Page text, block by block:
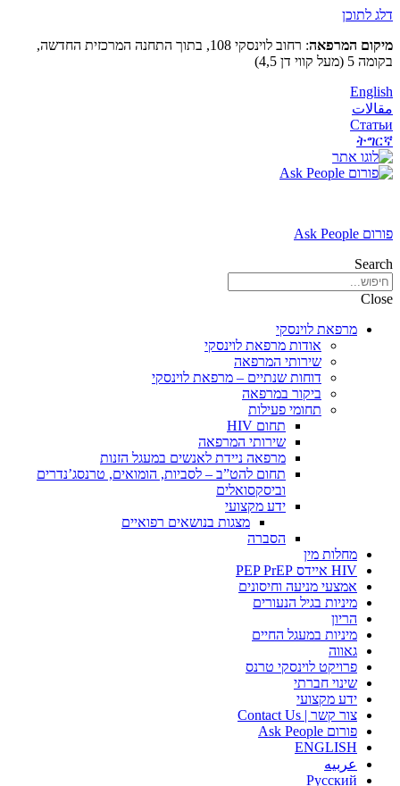
דלג לתוכן
מיקום המרפאה
: רחוב לוינסקי 108, בתוך התחנה המרכזית החדשה,
בקומה 5 (מעל קווי דן 4,5)
English
مقالات
Статьи
ትግርኛ
פורום Ask People
Search
Close
מרפאת לוינסקי
אודות מרפאת לוינסקי
שירותי המרפאה
דוחות שנתיים – מרפאת לוינסקי
ביקור במרפאה
תחומי פעילות
תחום HIV
שירותי המרפאה
מרפאה ניידת לאנשים במעגל הזנות
תחום להט”ב – לסביות, הומואים, טרנסג’נדרים
וביסקסואלים
ידע מקצועי
מצגות בנושאים רפואיים
הסברה
מחלות מין
HIV איידס PEP PrEP
אמצעי מניעה וחיסונים
מיניות בגיל הנעורים
הריון
מיניות במעגל החיים
גאווה
פרויקט לוינסקי טרנס
שינוי חברתי
ידע מקצועי
צור קשר | Contact Us
פורום Ask People
ENGLISH
عربيه
Русский